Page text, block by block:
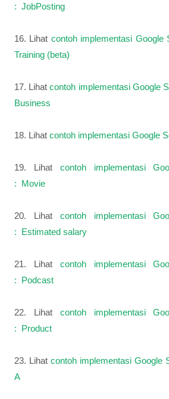
: JobPosting
16. Lihat contoh implementasi
Training (beta)
17. Lihatcontoh implementasi Google
Business
18. Lihat contoh implementasi Google
19. Lihat contoh implementasi
: Movie
20. Lihat contoh implementasi
: Estimated salary
21. Lihat contoh implementasi
: Podcast
22. Lihat contoh implementasi
: Product
23. Lihatcontoh implementasi
A